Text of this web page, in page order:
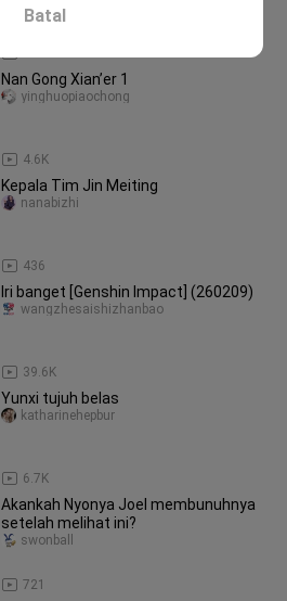
Nan Gong Xian’er 1
4.6K
yinghuopiaochong
Kepala Tim Jin Meiting
436
nanabizhi
Iri banget [Genshin Impact] (260209)
39.6K
wangzhesaishizhanbao
Yunxi tujuh belas
6.7K
katharinehepbur
Akankah Nyonya Joel membunuhnya
setelah melihat ini?
721
swonball
Batal